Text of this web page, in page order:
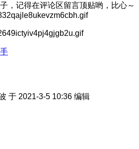
，记得在评论区留言顶贴哟，比心～
于 2021-3-5 10:36 编辑